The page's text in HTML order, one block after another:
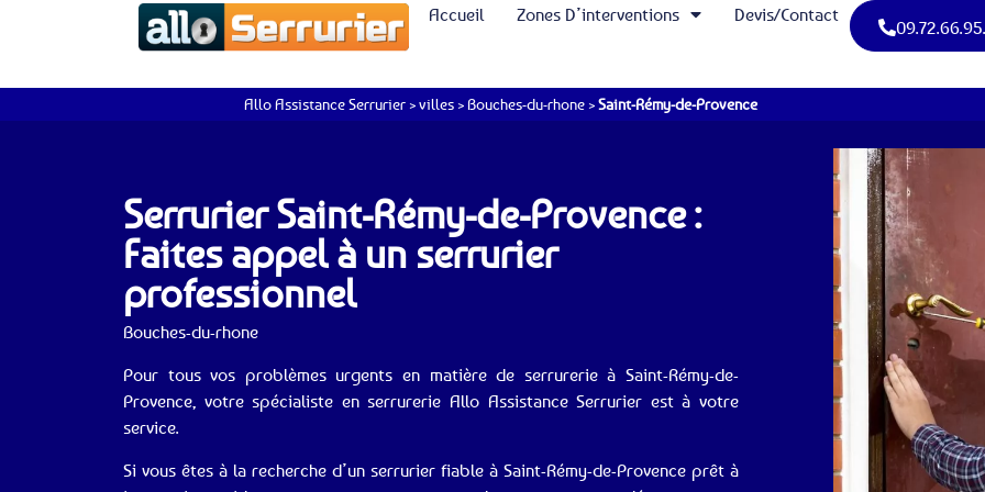
Accueil Zones D’interventions Devis/Contact
Allo Assistance Serrurier >villes >Bouches-du-rhone >Saint-Rémy-de-Provence
Serrurier Saint-Rémy-de-Provence :
Faites appel à un serrurier
professionnel
Bouches-du-rhone
Pour tous vos problèmes urgents en matière de serrurerie à Saint-Rémy-de-
Provence, votre spécialiste en serrurerie Allo Assistance Serrurier est à votre
service.
Si vous êtes à la recherche d’un serrurier fiable à Saint-Rémy-de-Provence prêt à